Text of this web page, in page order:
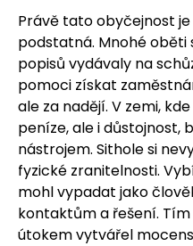
Právě tato obyčejnost
podstatná. Mnohé
popisů vydávaly na
pomoci získat
ale za nadějí. V zemi,
peníze, ale i důstojnost,
nástrojem. Sithole si
fyzické zranitelnosti.
mohl vypadat jako
kontaktům a řešení.
útokem vytvářel